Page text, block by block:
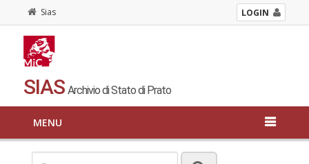
Sias LOGIN
SIAS Archivio di Stato di Prato
MENU